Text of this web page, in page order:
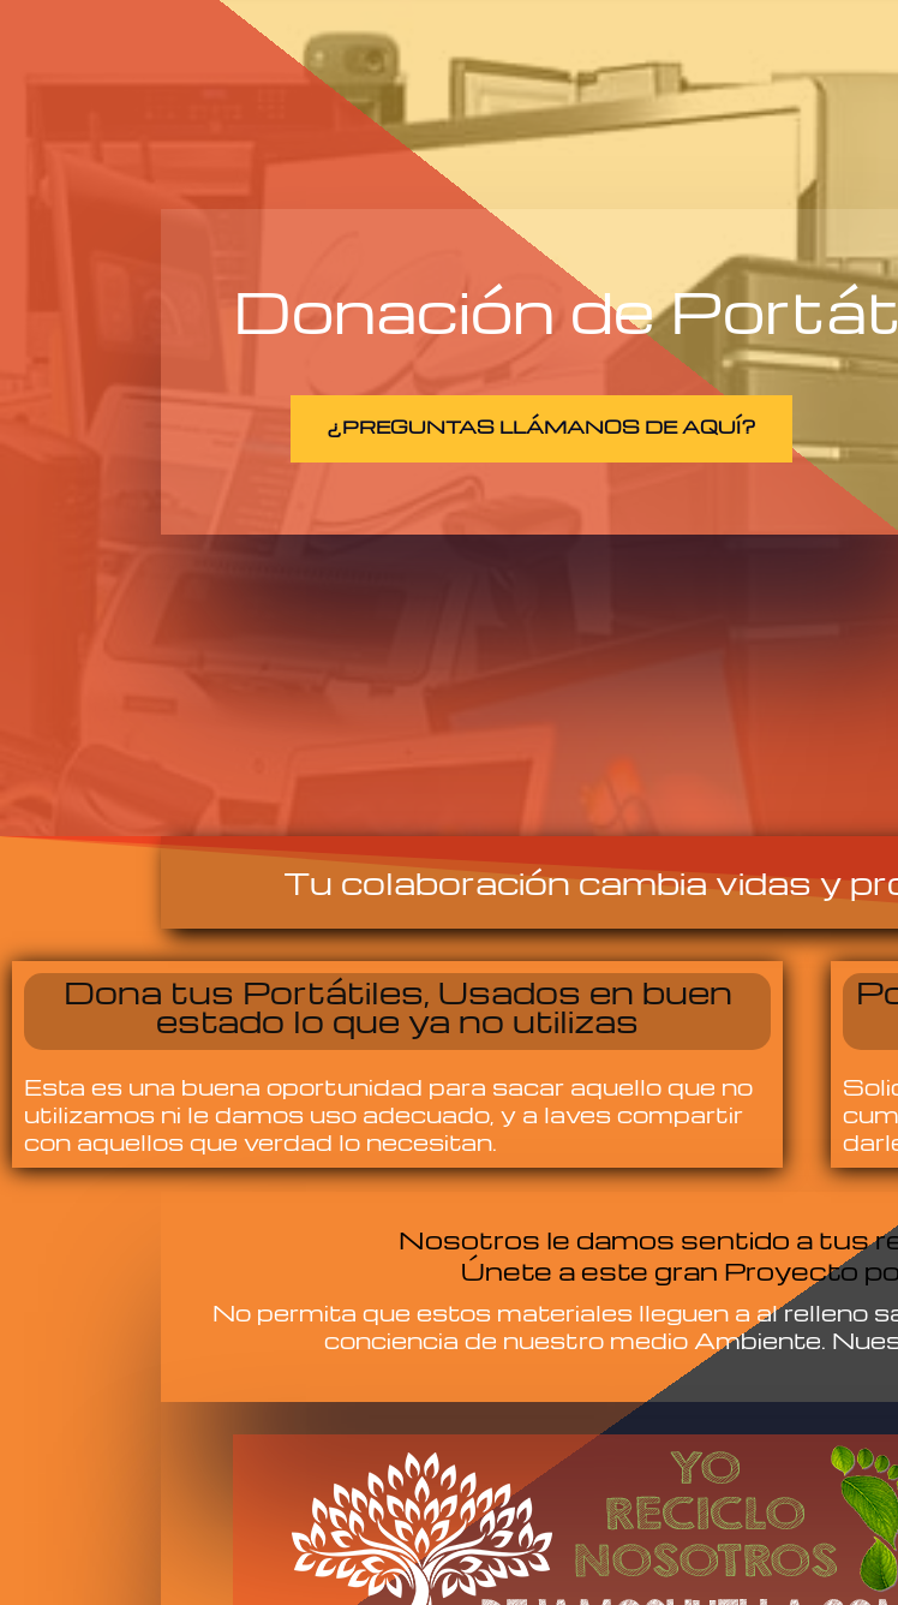
Donación de
¿PREGUNTAS LLÁMANOS DE AQUÍ?
Tu colaboración cambia vidas y
Dona tus Portátiles, Usados en buen
estado lo que ya no utilizas
Esta es una buena oportunidad para sacar aquello que no
utilizamos ni le damos uso adecuado, y a laves compartir
con aquellos que verdad lo necesitan.
Nosotros le damos sentido a tus
Únete a este gran Proyecto
No permita que estos materiales lleguen a al relleno
conciencia de nuestro medio Ambiente.